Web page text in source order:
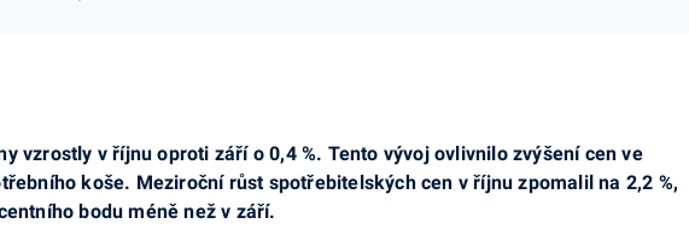
vzrostly v říjnu oproti září o 0,4 %. Tento vývoj ovlivnilo zvýšení cen ve
koše. Meziroční růst spotřebitelských cen v říjnu zpomalil na 2,2 %,
bodu méně než v září.